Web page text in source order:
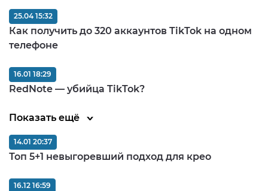
Как получить до 320 аккаунтов TikTok на одном
телефоне
25.04 15:32
RedNote — убийца TikTok?
16.01 18:29
Показать ещё
Топ 5+1 невыгоревший подход для крео
14.01 20:37
16.12 16:59